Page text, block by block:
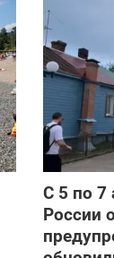
С 5 по 7
России